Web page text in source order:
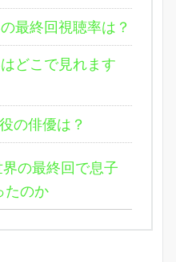
最終回視聴率は？
どこで見れます
の俳優は？
の最終回で息子
たのか